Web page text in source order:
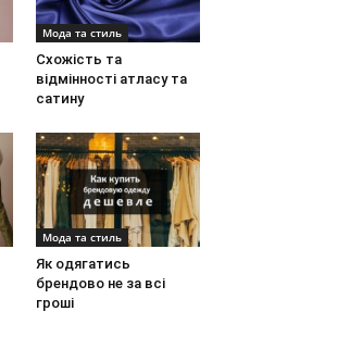
Мода та стиль
Схожість та
відмінності атласу та
сатину
Мода та стиль
Як одягатись
брендово не за всі
гроші